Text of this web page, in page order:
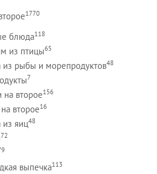
1770
блюда118
из птицы65
из рыбы и морепродуктов48
7
второе156
второе16
яиц48
72
выпечка113